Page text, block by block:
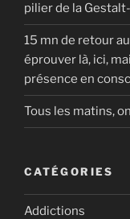
pilier de la
15 mn de retour
éprouver là, ici,
présence en
Tous les matins,
CATÉGORIES
Addictions